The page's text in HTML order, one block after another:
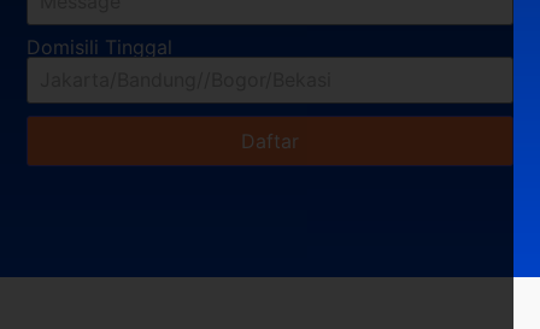
Domisili Tinggal
Daftar